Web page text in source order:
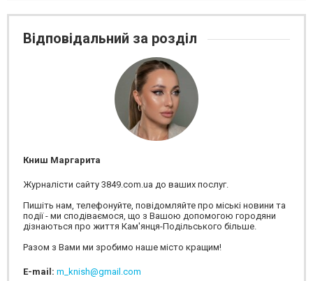
Відповідальний за розділ
Книш Маргарита
Журналісти сайту 3849.com.ua до ваших послуг.
Пишіть нам, телефонуйте, повідомляйте про міські новини та
події - ми сподіваємося, що з Вашою допомогою городяни
дізнаються про життя Кам'янця-Подільського більше.
Разом з Вами ми зробимо наше місто кращим!
E-mail: m_knish@gmail.com